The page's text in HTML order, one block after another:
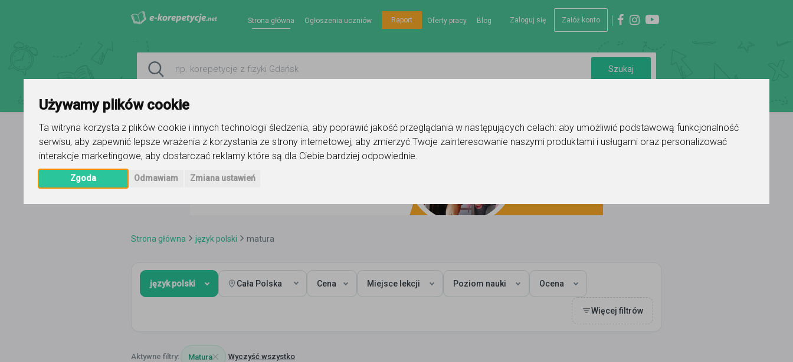
Używamy plików cookie
Ta witryna korzysta z plików cookie i innych technologii śledzenia, aby poprawić jakość przeglądania w następujących celach: aby umożliwić podstawową funkcjonalność
serwisu, aby zapewnić lepsze wrażenia z korzystania ze strony internetowej, aby zmierzyć Twoje zainteresowanie naszymi produktami i usługami oraz personalizować
interakcje marketingowe, aby dostarczać reklamy które są dla Ciebie bardziej odpowiednie.
Zgoda Odmawiam Zmiana ustawień
Zaloguj się Załóż konto
Strona główna Ogłoszenia uczniów Raport Oferty pracy Blog
Strona główna język polski matura
język polski Cała Polska Cena
Więcej filtrów
Miejsce lekcji Poziom nauki Ocena
Matura Wyczyść wszystko